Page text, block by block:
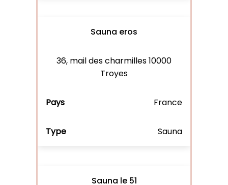
Sauna eros
36, mail des charmilles 10000
Troyes
France
Sauna
Sauna le 51